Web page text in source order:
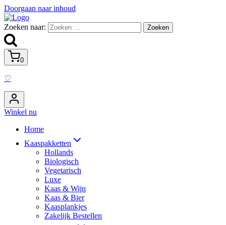
Doorgaan naar inhoud
Zoeken naar:
0
♡
Winkel nu
Home
Kaaspakketten
Hollands
Biologisch
Vegetarisch
Luxe
Kaas & Wijn
Kaas & Bier
Kaasplankjes
Zakelijk Bestellen